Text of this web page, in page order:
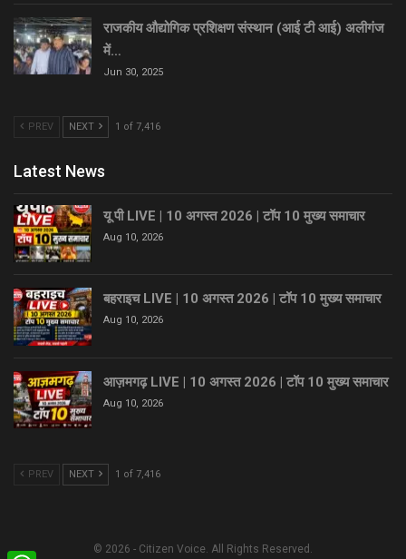
राजकीय औद्योगिक प्रशिक्षण संस्थान (आई टी आई) अलीगंज
में…
Jun 30, 2025
PREV NEXT 1 of 7,416
Latest News
यू पी LIVE | 10 अगस्त 2026 | टॉप 10 मुख्य समाचार
Aug 10, 2026
बहराइच LIVE | 10 अगस्त 2026 | टॉप 10 मुख्य समाचार
Aug 10, 2026
आज़मगढ़ LIVE | 10 अगस्त 2026 | टॉप 10 मुख्य समाचार
Aug 10, 2026
PREV NEXT 1 of 7,416
© 2026 - Citizen Voice. All Rights Reserved.